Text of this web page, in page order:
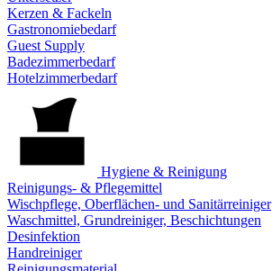
Kerzen & Fackeln
Gastronomiebedarf
Guest Supply
Badezimmerbedarf
Hotelzimmerbedarf
Hygiene & Reinigung
Reinigungs- & Pflegemittel
Wischpflege, Oberflächen- und Sanitärreiniger
Waschmittel, Grundreiniger, Beschichtungen
Desinfektion
Handreiniger